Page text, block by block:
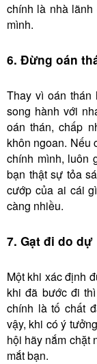
chính là nhà
mình.
6. Đừng oán
Thay vì oán thán
song hành với
oán thán, chấp
khôn ngoan. Nếu
chính mình, luôn
bạn thật sự tỏa
cướp của ai cái
càng nhiều.
7. Gạt đi do dự
Một khi xác định
khi đã bước đi
chính là tố chất
vậy, khi có ý
hội hãy nắm chặt
mắt bạn.